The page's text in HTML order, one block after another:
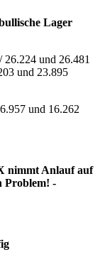
Lager
und 26.481
und 23.895
und 16.262
nimmt Anlauf auf
Problem! -